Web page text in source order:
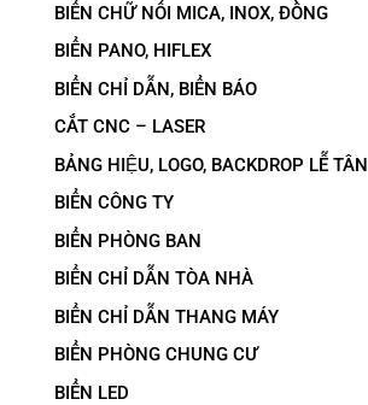
BIỂN CHỮ NỔI MICA, INOX, ĐỒNG
BIỂN PANO, HIFLEX
BIỂN CHỈ DẪN, BIỂN BÁO
CẮT CNC – LASER
BẢNG HIỆU, LOGO, BACKDROP LỄ TÂN
BIỂN CÔNG TY
BIỂN PHÒNG BAN
BIỂN CHỈ DẪN TÒA NHÀ
BIỂN CHỈ DẪN THANG MÁY
BIỂN PHÒNG CHUNG CƯ
BIỂN LED